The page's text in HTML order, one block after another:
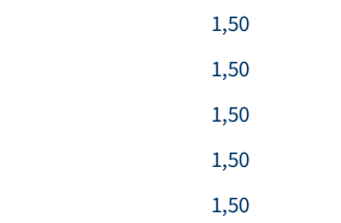
1,50
1,50
1,50
1,50
1,50